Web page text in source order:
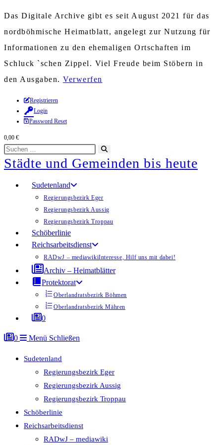
Das Digitale Archive gibt es seit August 2021 für das
nordböhmische Heimatblatt, angelegt zur Nutzung für
Informationen zu den ehemaligen Ortschaften im
Schluck `schen Zippel. Viel Freude beim Stöbern in
den Ausgaben. Verwerfen
Zum
Inhalt
springen
Registrieren
Login
Password Reset
0,00 €
Diese
Website
durchsuchen
starten
Städte und Gemeinden bis heute
Sudetenland
Regierungsbezirk Eger
Regierungsbezirk Aussig
Regierungsbezirk Troppau
Schöberlinie
Reichsarbeitsdienst
RADwJ – mediawikiInteresse, Hilf uns mit dabei!
Archiv – Heimatblätter
Protektorat
Oberlandratsbezirk Böhmen
Oberlandratsbezirk Mähren
0
0 Menü Schließen
Sudetenland
Regierungsbezirk Eger
Regierungsbezirk Aussig
Regierungsbezirk Troppau
Schöberlinie
Reichsarbeitsdienst
RADwJ – mediawiki